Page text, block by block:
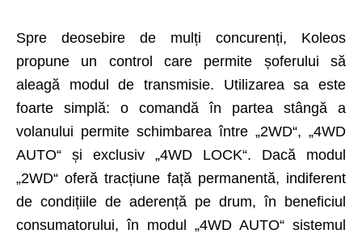
Spre deosebire de mulți concurenți, Koleos
propune un control care permite șoferului să
aleagă modul de transmisie. Utilizarea sa este
foarte simplă: o comandă în partea stângă a
volanului permite schimbarea între „2WD“, „4WD
AUTO“ și exclusiv „4WD LOCK“. Dacă modul
„2WD“ oferă tracțiune față permanentă, indiferent
de condițiile de aderență pe drum, în beneficiul
consumatorului, în modul „4WD AUTO“ sistemul